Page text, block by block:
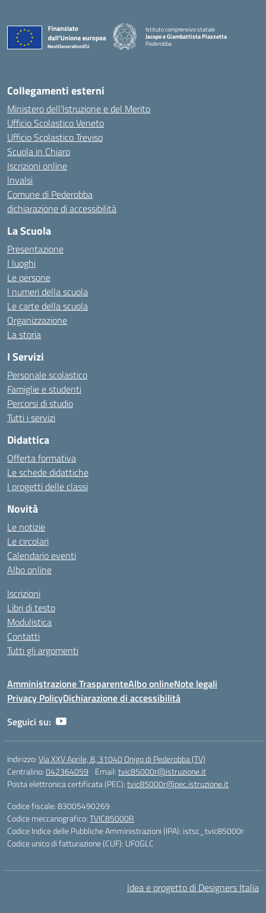
Istituto comprensivo statale
Jacopo e Giambattista Piazzetta
Pederobba
Collegamenti esterni
Ministero dell’Istruzione e del Merito
Ufficio Scolastico Veneto
Ufficio Scolastico Treviso
Scuola in Chiaro
Iscrizioni online
Invalsi
Comune di Pederobba
dichiarazione di accessibilità
La Scuola
Presentazione
I luoghi
Le persone
I numeri della scuola
Le carte della scuola
Organizzazione
La storia
I Servizi
Personale scolastico
Famiglie e studenti
Percorsi di studio
Tutti i servizi
Didattica
Offerta formativa
Le schede didattiche
I progetti delle classi
Novità
Le notizie
Le circolari
Calendario eventi
Albo online
Iscrizioni
Libri di testo
Modulistica
Contatti
Tutti gli argomenti
Amministrazione TrasparenteAlbo onlineNote legali
Privacy PolicyDichiarazione di accessibilità
Seguici su:
Indirizzo:Via XXV Aprile, 8, 31040 Onigo di Pederobba (TV)
Centralino:042364059 Email:tvic85000r@istruzione.it
Posta elettronica certificata (PEC):tvic85000r@pec.istruzione.it
Codice fiscale: 83005490269
Codice meccanografico:TVIC85000R
Codice Indice delle Pubbliche Amministrazioni (IPA): istsc_tvic85000r
Codice unico di fatturazione (CUF): UF0GLC
Idea e progetto di Designers Italia